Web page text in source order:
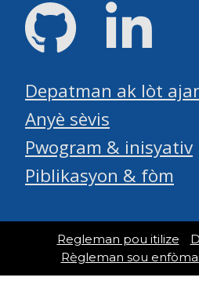
GitHub
Depatman ak lòt
Anyè sèvis
Pwogram & inisyativ
Piblikasyon & fòm
Regleman pou itilize
Règleman sou